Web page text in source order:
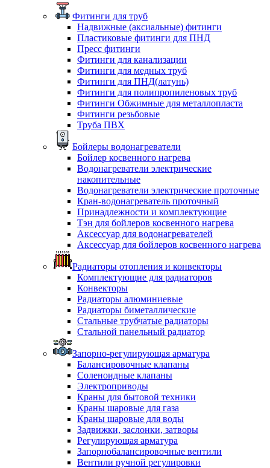
Фитинги для труб
Надвижные (аксиальные) фитинги
Пластиковые фитинги для ПНД
Пресс фитинги
Фитинги для канализации
Фитинги для медных труб
Фитинги для ПНД(латунь)
Фитинги для полипропиленовых труб
Фитинги Обжимные для металлопласта
Фитинги резьбовые
Труба ПВХ
Бойлеры водонагреватели
Бойлер косвенного нагрева
Водонагреватели электрические
накопительные
Водонагреватели электрические проточные
Кран-водонагреватель проточный
Принадлежности и комплектующие
Тэн для бойлеров косвенного нагрева
Аксессуар для водонагревателей
Аксессуар для бойлеров косвенного нагрева
Радиаторы отопления и конвекторы
Комплектующие для радиаторов
Конвекторы
Радиаторы алюминиевые
Радиаторы биметаллические
Стальные трубчатые радиаторы
Стальной панельный радиатор
Запорно-регулирующая арматура
Балансировочные клапаны
Соленоидные клапаны
Электроприводы
Краны для бытовой техники
Краны шаровые для газа
Краны шаровые для воды
Задвижки, заслонки, затворы
Регулирующая арматура
Запорнобалансировочные вентили
Вентили ручной регулировки